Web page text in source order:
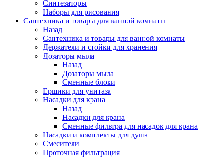
Синтезаторы
Наборы для рисования
Сантехника и товары для ванной комнаты
Назад
Сантехника и товары для ванной комнаты
Держатели и стойки для хранения
Дозаторы мыла
Назад
Дозаторы мыла
Сменные блоки
Ершики для унитаза
Насадки для крана
Назад
Насадки для крана
Сменные фильтра для насадок для крана
Насадки и комплекты для душа
Смесители
Проточная фильтрация